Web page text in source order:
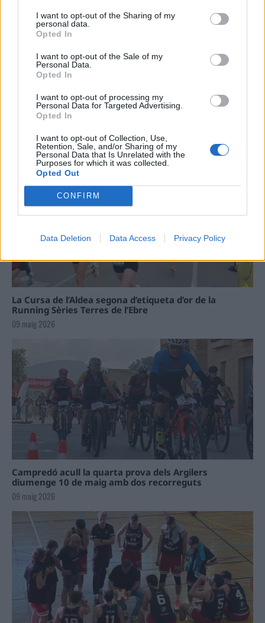
I want to opt-out of the Sharing of my
personal data.
Opted In
I want to opt-out of the Sale of my
Personal Data.
Opted In
I want to opt-out of processing my
Personal Data for Targeted Advertising.
Opted In
I want to opt-out of Collection, Use,
Retention, Sale, and/or Sharing of my
Personal Data that Is Unrelated with the
Purposes for which it was collected.
Opted Out
CONFIRM
Data Deletion Data Access Privacy Policy
Caçadors de subvencions
La Cursa de l’Aldea segona d’etiqueta d’or de la
Running Sèries Terres de l’Ebre
09 maig 2026
Campredó acull la quarta prova dels Argilers
diumenge 10 de maig amb dos recorreguts
09 maig 2026